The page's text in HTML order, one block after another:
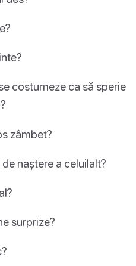
costumeze ca să sperie
zâmbet?
naștere a celuilalt?
surprize?